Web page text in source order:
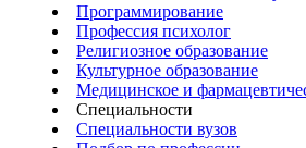
Программирование
Профессия психолог
Религиозное образование
Культурное образование
Медицинское и
Специальности
Специальности вузов